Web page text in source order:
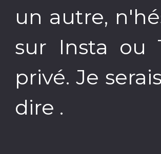
un autre,
sur Insta ou
privé. Je
dire .